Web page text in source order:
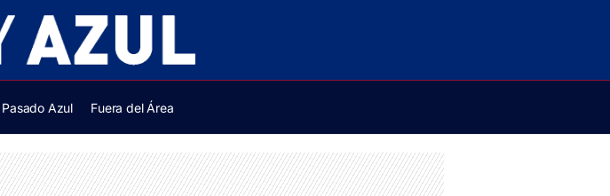
Pasado Azul Fuera del Área